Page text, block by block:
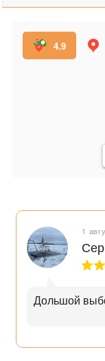
4.9
1
Дольшой